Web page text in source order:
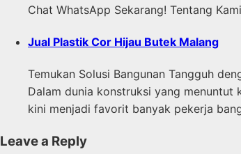
Chat WhatsApp Sekarang! Tentang
Jual Plastik Cor Hijau Butek Malang
Temukan Solusi Bangunan Tangguh
Dalam dunia konstruksi yang menuntut
kini menjadi favorit banyak pekerja
Leave a Reply